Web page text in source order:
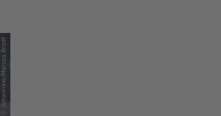
© Johanniter/Marcus Brodt